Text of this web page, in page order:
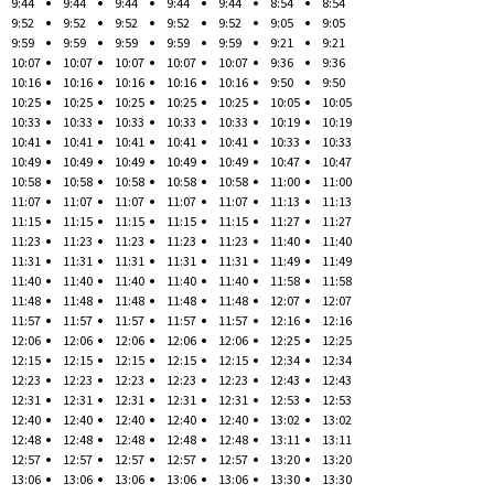
9:52
9:59
10:07
10:16
10:25
10:33
10:41
10:49
10:58
11:07
11:15
11:23
11:31
11:40
11:48
11:57
12:06
12:15
12:23
12:31
12:40
12:48
12:57
13:06
9:52
9:59
10:07
10:16
10:25
10:33
10:41
10:49
10:58
11:07
11:15
11:23
11:31
11:40
11:48
11:57
12:06
12:15
12:23
12:31
12:40
12:48
12:57
13:06
9:52
9:59
10:07
10:16
10:25
10:33
10:41
10:49
10:58
11:07
11:15
11:23
11:31
11:40
11:48
11:57
12:06
12:15
12:23
12:31
12:40
12:48
12:57
13:06
9:52
9:59
10:07
10:16
10:25
10:33
10:41
10:49
10:58
11:07
11:15
11:23
11:31
11:40
11:48
11:57
12:06
12:15
12:23
12:31
12:40
12:48
12:57
13:06
9:52
9:59
10:07
10:16
10:25
10:33
10:41
10:49
10:58
11:07
11:15
11:23
11:31
11:40
11:48
11:57
12:06
12:15
12:23
12:31
12:40
12:48
12:57
13:06
9:05
9:21
9:36
9:50
10:05
10:19
10:33
10:47
11:00
11:13
11:27
11:40
11:49
11:58
12:07
12:16
12:25
12:34
12:43
12:53
13:02
13:11
13:20
13:30
9:05
9:21
9:36
9:50
10:05
10:19
10:33
10:47
11:00
11:13
11:27
11:40
11:49
11:58
12:07
12:16
12:25
12:34
12:43
12:53
13:02
13:11
13:20
13:30